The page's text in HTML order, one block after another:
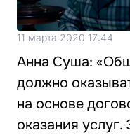
11 марта 2020 17:44
Анна Суша:
должно
на основе
оказания услуг.